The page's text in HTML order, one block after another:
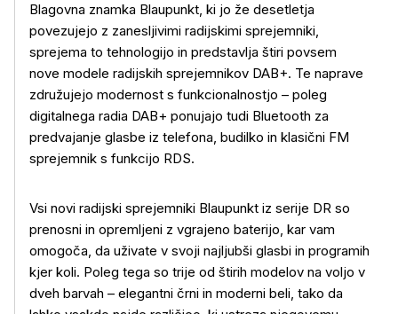
Blagovna znamka Blaupunkt, ki jo že desetletja
povezujejo z zanesljivimi radijskimi sprejemniki,
sprejema to tehnologijo in predstavlja štiri povsem
nove modele radijskih sprejemnikov DAB+. Te naprave
združujejo modernost s funkcionalnostjo – poleg
digitalnega radia DAB+ ponujajo tudi Bluetooth za
predvajanje glasbe iz telefona, budilko in klasični FM
sprejemnik s funkcijo RDS.
Vsi novi radijski sprejemniki Blaupunkt iz serije DR so
prenosni in opremljeni z vgrajeno baterijo, kar vam
omogoča, da uživate v svoji najljubši glasbi in programih
kjer koli. Poleg tega so trije od štirih modelov na voljo v
dveh barvah – elegantni črni in moderni beli, tako da